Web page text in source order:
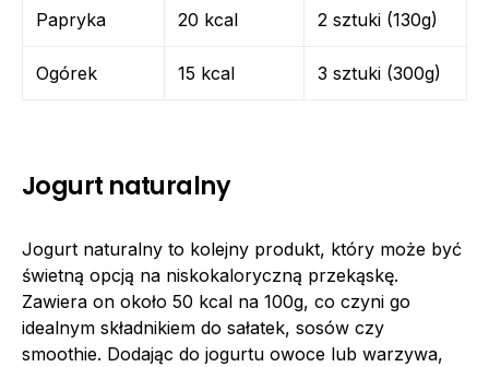
Papryka 20 kcal 2 sztuki (130g)
Ogórek 15 kcal 3 sztuki (300g)
Jogurt naturalny
Jogurt naturalny to kolejny produkt, który może być
świetną opcją na niskokaloryczną przekąskę.
Zawiera on około 50 kcal na 100g, co czyni go
idealnym składnikiem do sałatek, sosów czy
smoothie. Dodając do jogurtu owoce lub warzywa,